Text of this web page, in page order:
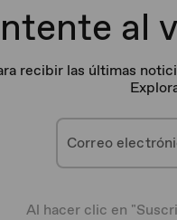
al
recibir las últimas
Al hacer clic en